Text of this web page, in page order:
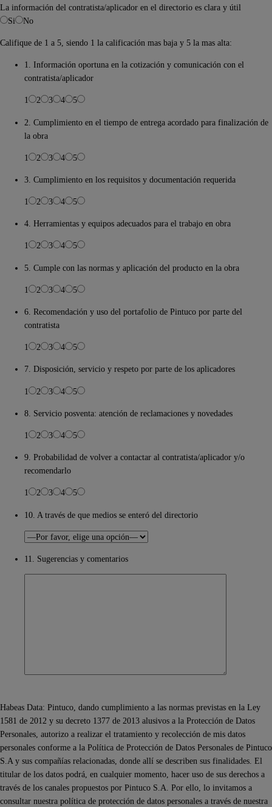
La información del contratista/aplicador en el directorio es clara y útil
Si
No
Califique de 1 a 5, siendo 1 la calificación mas baja y 5 la mas alta:
1. Información oportuna en la cotización y comunicación con el
contratista/aplicador
1 2 3 4 5
2. Cumplimiento en el tiempo de entrega acordado para finalización de
la obra
1 2 3 4 5
3. Cumplimiento en los requisitos y documentación requerida
1 2 3 4 5
4. Herramientas y equipos adecuados para el trabajo en obra
1 2 3 4 5
5. Cumple con las normas y aplicación del producto en la obra
1 2 3 4 5
6. Recomendación y uso del portafolio de Pintuco por parte del
contratista
1 2 3 4 5
7. Disposición, servicio y respeto por parte de los aplicadores
1 2 3 4 5
8. Servicio posventa: atención de reclamaciones y novedades
1 2 3 4 5
9. Probabilidad de volver a contactar al contratista/aplicador y/o
recomendarlo
1 2 3 4 5
10. A través de que medios se enteró del directorio
11. Sugerencias y comentarios
Habeas Data: Pintuco, dando cumplimiento a las normas previstas en la Ley
1581 de 2012 y su decreto 1377 de 2013 alusivos a la Protección de Datos
Personales, autorizo a realizar el tratamiento y recolección de mis datos
personales conforme a la Política de Protección de Datos Personales de Pintuco
S.A y sus compañías relacionadas, donde allí se describen sus finalidades. El
titular de los datos podrá, en cualquier momento, hacer uso de sus derechos a
través de los canales propuestos por Pintuco S.A. Por ello, lo invitamos a
consultar nuestra política de protección de datos personales a través de nuestra